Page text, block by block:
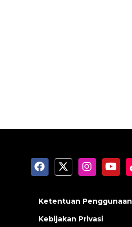
Ketentuan Penggunaan
Kebijakan Privasi